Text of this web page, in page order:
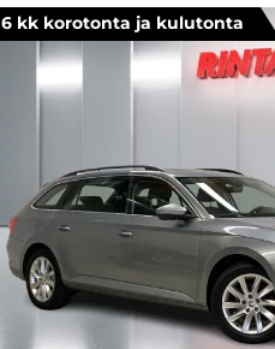
6 kk korotonta ja kulutonta